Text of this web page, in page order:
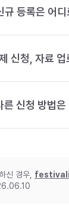
규 등록은 어
신청, 자료
른 신청 방법은
신 경우,